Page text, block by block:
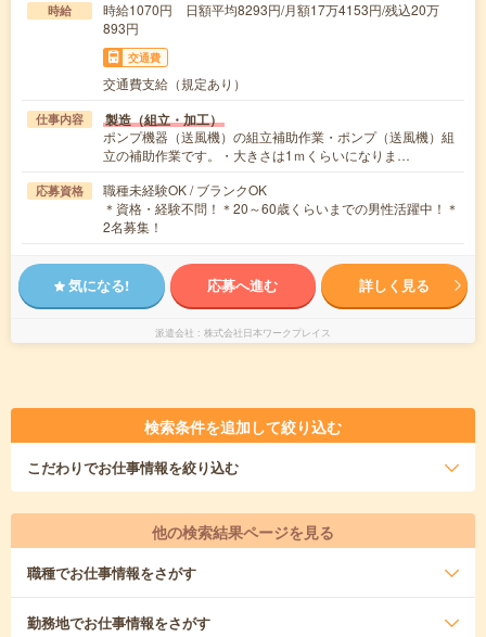
時給
時給1070円 日額平均8293円/月額17万4153円/残込20万
893円
交通費
交通費支給（規定あり）
仕事内容 製造（組立・加工）
ポンプ機器（送風機）の組立補助作業・ポンプ（送風機）組
立の補助作業です。・大きさは1ｍくらいになりま…
応募資格
職種未経験OK / ブランクOK
＊資格・経験不問！＊20～60歳くらいまでの男性活躍中！＊
2名募集！
気になる! 応募へ進む 詳しく見る
派遣会社 株式会社日本ワークプレイス
検索条件を追加して絞り込む
こだわりでお仕事情報を絞り込む
他の検索結果ページを見る
職種でお仕事情報をさがす
勤務地でお仕事情報をさがす